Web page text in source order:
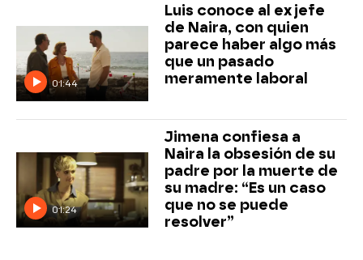
01:44
Luis conoce al ex jefe
de Naira, con quien
parece haber algo más
que un pasado
meramente laboral
01:24
Jimena confiesa a
Naira la obsesión de su
padre por la muerte de
su madre: “Es un caso
que no se puede
resolver”